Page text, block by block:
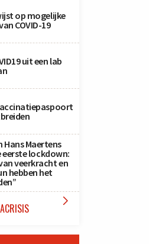
op mogelijke
COVID-19
uit een lab
Maertens
eerste lockdown:
veerkracht en
hebben het
